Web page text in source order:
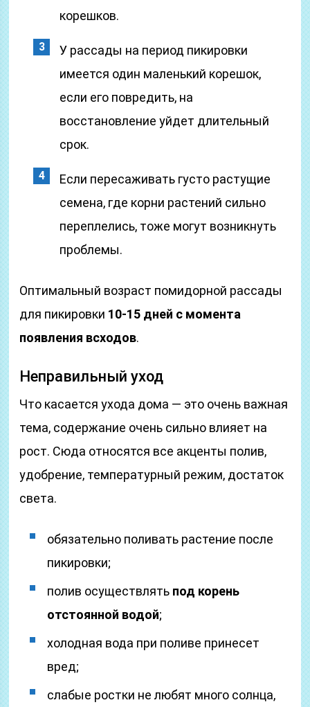
корешков.
У рассады на период пикировки
имеется один маленький корешок,
если его повредить, на
восстановление уйдет длительный
срок.
Если пересаживать густо растущие
семена, где корни растений сильно
переплелись, тоже могут возникнуть
проблемы.
Оптимальный возраст помидорной рассады
для пикировки 10-15 дней с момента
появления всходов.
Неправильный уход
Что касается ухода дома — это очень важная
тема, содержание очень сильно влияет на
рост. Сюда относятся все акценты полив,
удобрение, температурный режим, достаток
света.
обязательно поливать растение после
пикировки;
полив осуществлять под корень
отстоянной водой;
холодная вода при поливе принесет
вред;
слабые ростки не любят много солнца,